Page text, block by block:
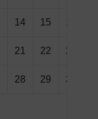
14 15 16
21 22 23
28 29 30